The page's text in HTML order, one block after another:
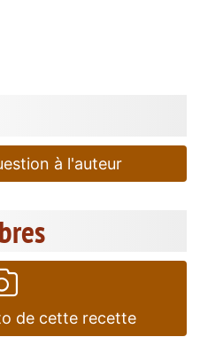
à l'auteur
de cette recette